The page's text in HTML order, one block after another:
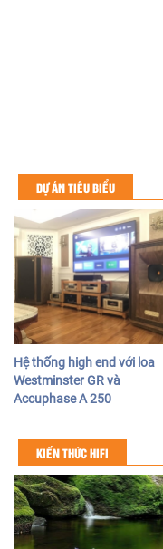
DỰ ÁN TIÊU BIỂU
Hệ thống high end với loa
Westminster GR và
Accuphase A 250
KIẾN THỨC HIFI